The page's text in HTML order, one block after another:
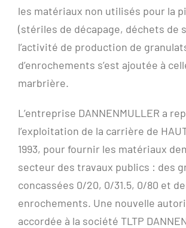
les matériaux non utilisés pour la
(stériles de décapage, déchets de
l’activité de production de
d’enrochements s’est ajoutée à
marbrière.
L’entreprise DANNENMULLER a
l’exploitation de la carrière de
1993, pour fournir les matériaux
secteur des travaux publics : des
concassées 0/20, 0/31.5, 0/80 et
enrochements. Une nouvelle
accordée à la société TLTP